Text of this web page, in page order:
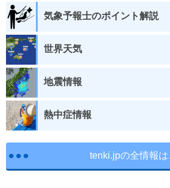
気象予報士のポイント解説
世界天気
地震情報
熱中症情報
tenki.jpの全情報は